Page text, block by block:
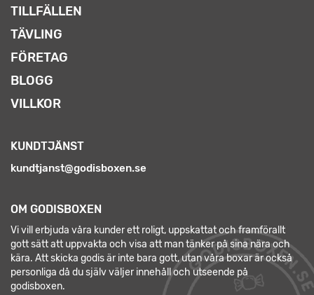
TILLFÄLLEN
TÄVLING
FÖRETAG
BLOGG
VILLKOR
KUNDTJÄNST
kundtjanst@godisboxen.se
OM GODISBOXEN
Vi vill erbjuda våra kunder ett roligt, uppskattat och framförallt
gott sätt att uppvakta och visa att man tänker på sina nära och
kära. Att skicka godis är inte bara gott, utan våra boxar är också
personliga då du själv väljer innehåll och utseende på
godisboxen.